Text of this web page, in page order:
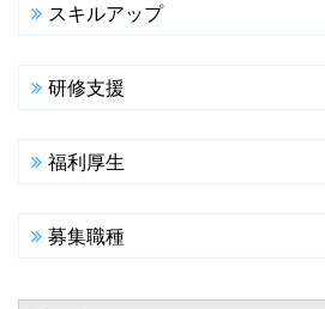
スキルアップ
研修支援
福利厚生
募集職種